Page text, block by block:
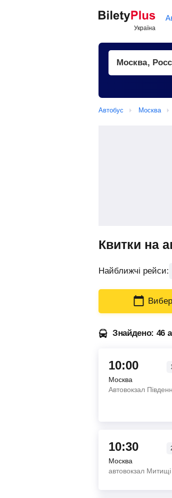
Автобус Москва
Квитки на
Найближчі рейси:
Знайдено: 46
10:00
Москва
Автовокзал
10:30
Москва
автовокзал Митищі